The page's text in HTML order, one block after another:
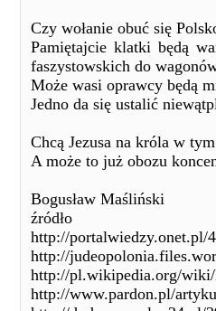
Czy wołanie obuć się
Pamiętajcie klatki będą
faszystowskich do
Może wasi oprawcy będą
Jedno da się ustalić
Chcą Jezusa na króla w
A może to już obozu
Bogusław Maśliński
źródło
http://portalwiedzy.onet.pl/
http://
http://pl.wikipedia.org/wiki/
http://www.pardon.pl/